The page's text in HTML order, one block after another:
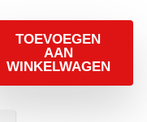
TOEVOEGEN
AAN
WINKELWAGEN